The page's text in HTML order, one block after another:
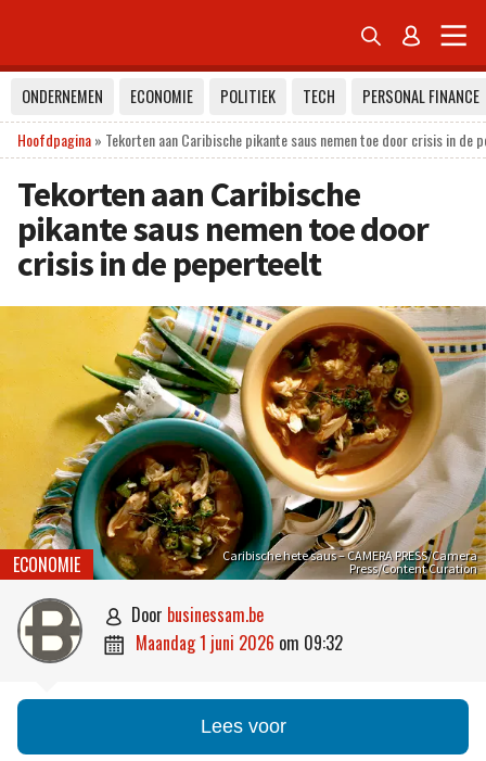
 
ONDERNEMEN ECONOMIE POLITIEK TECH
PERSONAL FINANCE
Hoofdpagina» Tekorten aan Caribische pikante saus nemen toe door crisis in de
Tekorten aan Caribische
pikante saus nemen toe door
crisis in de peperteelt
Caribische hete saus – CAMERA PRESS/Camera
Press/Content Curation
ECONOMIE
 door businessam.be
 maandag 1 juni 2026 om 09:32
Lees voor